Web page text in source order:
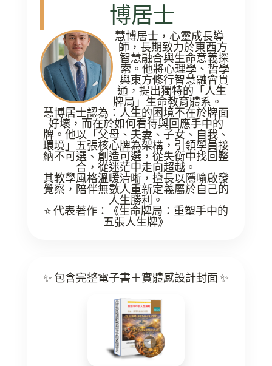
博居士
慧博居士，心靈成長導
師，長期致力於東西方
智慧融合與生命意義探
索。他將心理學、哲學
與東方修行智慧融會貫
通，提出獨特的「人生
牌局」生命教育體系。
慧博居士認為：人生的困境不在於牌面
好壞，而在於如何看待與回應手中的
牌。他以「父母、夫妻、子女、自我、
環境」五張核心牌為架構，引領學員接
納不可選、創造可選，從失衡中找回整
合，從迷茫中走向超越。
其教學風格溫暖清晰，擅長以隱喻啟發
覺察，陪伴無數人重新定義屬於自己的
人生勝利。
⭐ 代表著作：《生命牌局：重塑手中的
五張人生牌》
✨ 包含完整電子書＋實體感設計封面 ✨